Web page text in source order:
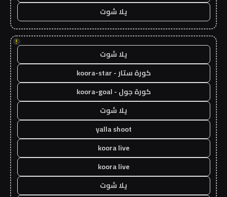
يلا شوت
!
يلا شوت
كورة ستار - koora-star
كورة جول - koora-goal
يلا شوت
yalla shoot
koora live
koora live
يلا شوت